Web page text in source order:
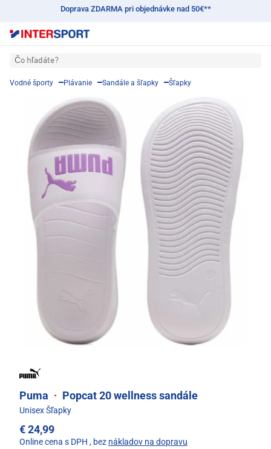
Doprava ZDARMA pri objednávke nad 50€**
Čo hľadáte?
Vodné športy Plávanie Sandále a šľapky Šľapky
Puma · Popcat 20 wellness sandále
Unisex Šľapky
€ 24,99
Online cena s DPH , bez nákladov na dopravu